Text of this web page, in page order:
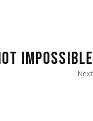
IMPOSSIBLE
Next